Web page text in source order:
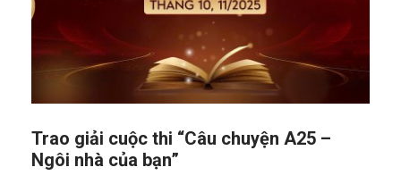
Trao giải cuộc thi “Câu chuyện A25 –
Ngôi nhà của bạn”